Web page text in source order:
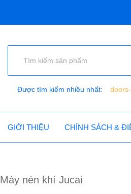
Được tìm kiếm nhiều nhất:
GIỚI THIỆU CHÍNH SÁCH &
Máy nén khí Jucai